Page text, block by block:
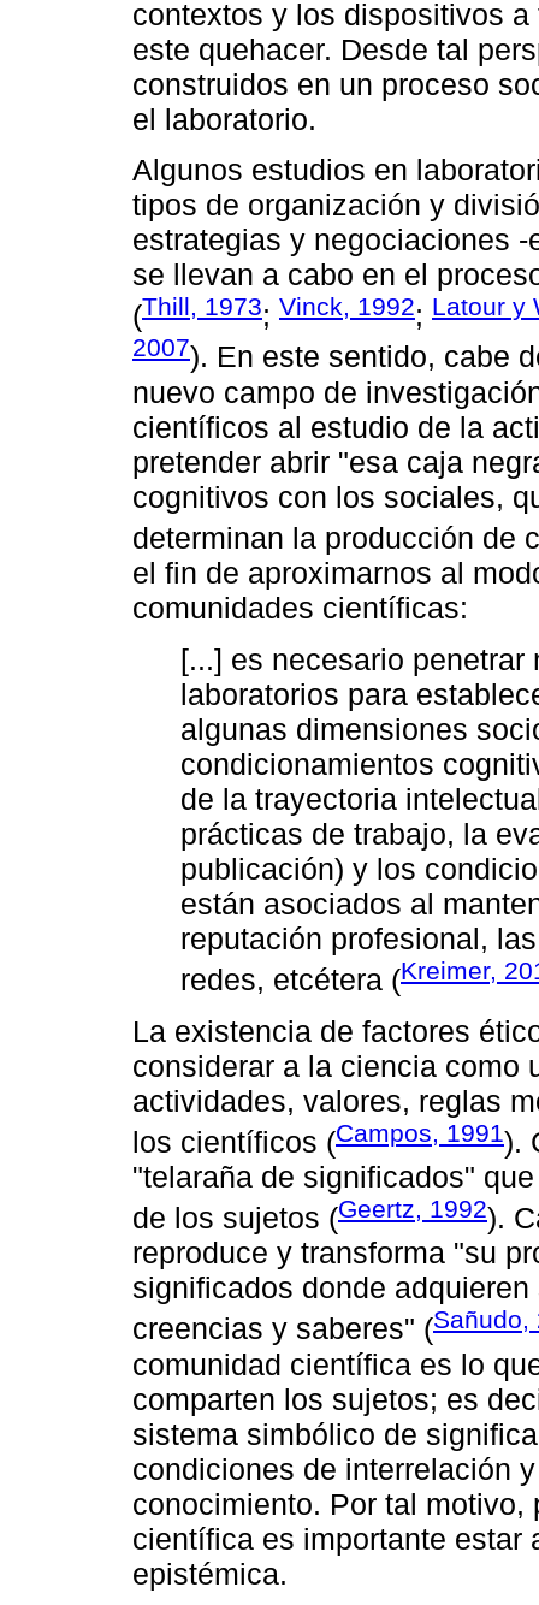
contextos y los dispositivos
este quehacer. Desde tal
construidos en un proceso
el laboratorio.
Algunos estudios en
tipos de organización y
estrategias y negociaciones
se llevan a cabo en el
(Thill, 1973; Vinck, 1992; Latour y
2007). En este sentido, cabe
nuevo campo de
científicos al estudio de la
pretender abrir "esa caja
cognitivos con los sociales,
determinan la producción de
el fin de aproximarnos al
comunidades científicas:
[...] es necesario
laboratorios para
algunas dimensiones
condicionamientos
de la trayectoria
prácticas de trabajo, la
publicación) y los
están asociados al
reputación profesional,
redes, etcétera (Kreimer,
La existencia de factores
considerar a la ciencia como
actividades, valores, reglas
los científicos (Campos, 1991).
"telaraña de significados"
de los sujetos (Geertz, 1992).
reproduce y transforma "su
significados donde
creencias y saberes" (Sañudo,
comunidad científica es lo
comparten los sujetos; es
sistema simbólico de
condiciones de interrelación
conocimiento. Por tal
científica es importante estar
epistémica.